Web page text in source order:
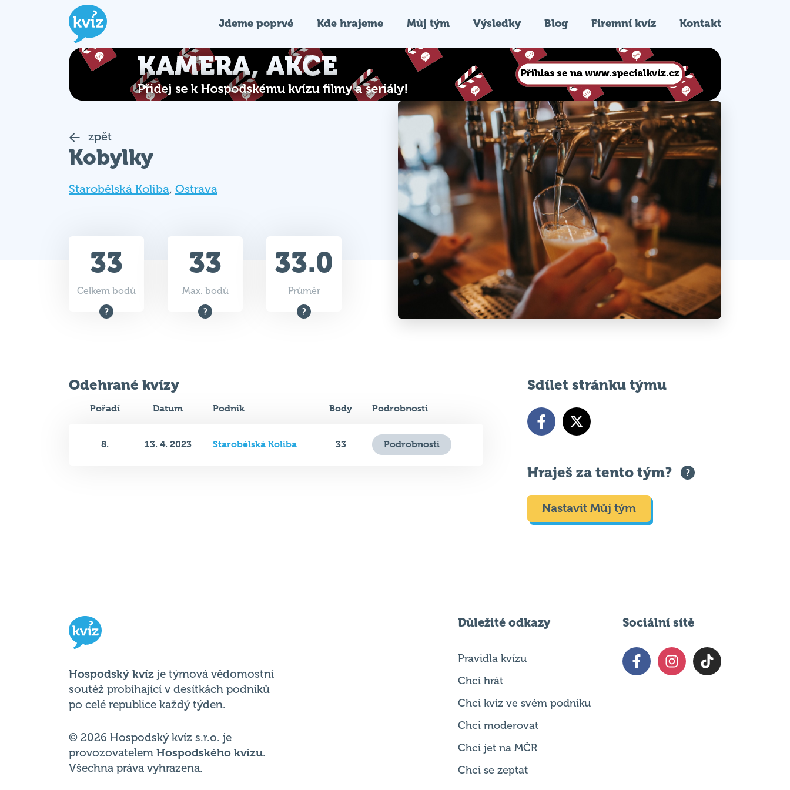
Jdeme poprvé Kde hrajeme Můj tým Výsledky Blog Firemní kvíz Kontakt
zpět
Kobylky
Starobělská Koliba, Ostrava
33
Celkem bodů
33
Max. bodů
33.0
Průměr
Odehrané kvízy
Pořadí Datum Podnik Body Podrobnosti
8. 13. 4. 2023 Starobělská Koliba 33 Podrobnosti
Sdílet stránku týmu
Hraješ za tento tým?
Nastavit Můj tým
Hospodský kvíz je týmová vědomostní
soutěž probíhající v desítkách podniků
po celé republice každý týden.
© 2026 Hospodský kvíz s.r.o. je
provozovatelem Hospodského kvízu.
Všechna práva vyhrazena.
Důležité odkazy
Pravidla kvízu
Chci hrát
Chci kvíz ve svém podniku
Chci moderovat
Chci jet na MČR
Chci se zeptat
Sociální sítě